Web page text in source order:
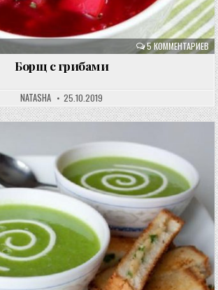
5 КОММЕНТАРИЕВ
Борщ с грибами
NATASHA 25.10.2019